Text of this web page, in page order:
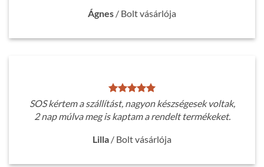
Ágnes / Bolt vásárlója
SOS kértem a szállítást, nagyon készségesek voltak,
2 nap múlva meg is kaptam a rendelt termékeket.
Lilla / Bolt vásárlója